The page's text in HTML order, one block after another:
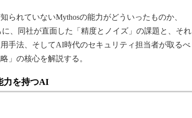
れていないMythosの能力がどういったものか、
、同社が直面した「精度とノイズ」の課題と、それ
手法、そしてAI時代のセキュリティ担当者が取るべ
」の核心を解説する。
力を持つAI